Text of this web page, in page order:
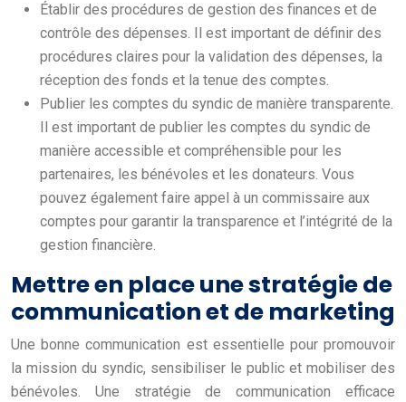
Établir des procédures de gestion des finances et de
contrôle des dépenses. Il est important de définir des
procédures claires pour la validation des dépenses, la
réception des fonds et la tenue des comptes.
Publier les comptes du syndic de manière transparente.
Il est important de publier les comptes du syndic de
manière accessible et compréhensible pour les
partenaires, les bénévoles et les donateurs. Vous
pouvez également faire appel à un commissaire aux
comptes pour garantir la transparence et l’intégrité de la
gestion financière.
Mettre en place une stratégie de
communication et de marketing
Une bonne communication est essentielle pour promouvoir
la mission du syndic, sensibiliser le public et mobiliser des
bénévoles. Une stratégie de communication efficace